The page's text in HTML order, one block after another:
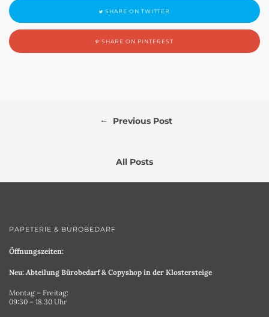
SHARE ON TWITTER
SHARE ON PINTEREST
← Previous Post
All Posts
PAPETERIE & BÜROBEDARF
Öffnungszeiten:
Neu: Abteilung Bürobedarf & Copyshop in der Klostersteige
Montag – Freitag:
09:30 – 18.30 Uhr